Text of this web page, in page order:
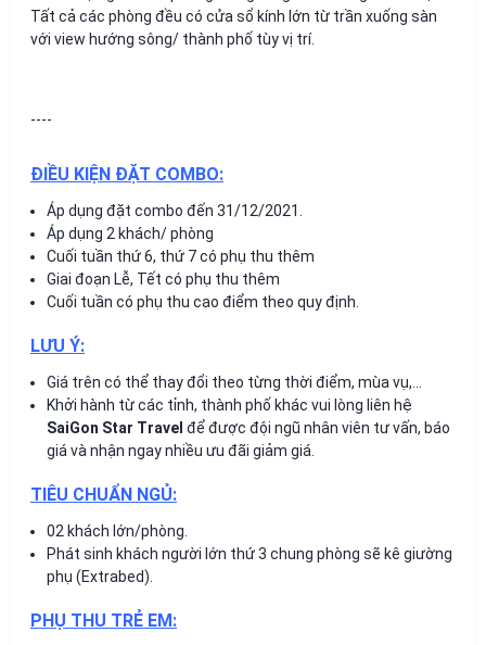
Tất cả các phòng đều có cửa sổ kính lớn từ trần xuống sàn
với view hướng sông/ thành phố tùy vị trí.
----
ĐIỀU KIỆN ĐẶT COMBO:
Áp dụng đặt combo đến 31/12/2021.
Áp dụng 2 khách/ phòng
Cuối tuần thứ 6, thứ 7 có phụ thu thêm
Giai đoạn Lễ, Tết có phụ thu thêm
Cuối tuần có phụ thu cao điểm theo quy định.
LƯU Ý:
Giá trên có thể thay đổi theo từng thời điểm, mùa vụ,…
Khởi hành từ các tỉnh, thành phố khác vui lòng liên hệ
SaiGon Star Travel để được đội ngũ nhân viên tư vấn, báo
giá và nhận ngay nhiều ưu đãi giảm giá.
TIÊU CHUẨN NGỦ:
02 khách lớn/phòng.
Phát sinh khách người lớn thứ 3 chung phòng sẽ kê giường
phụ (Extrabed).
PHỤ THU TRẺ EM: